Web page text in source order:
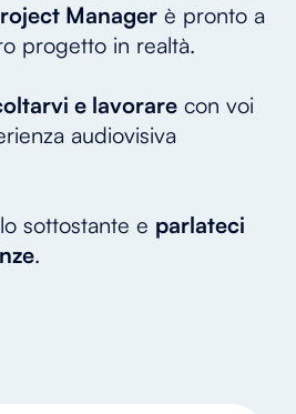
Manager è pronto a
progetto in realtà.
e lavorare con voi
audiovisiva
sottostante e parlateci
.